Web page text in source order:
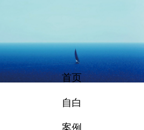
首页
自白
案例